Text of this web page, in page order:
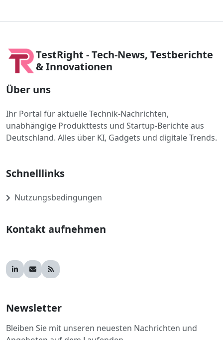
TestRight - Tech-News, Testberichte
& Innovationen
Über uns
Ihr Portal für aktuelle Technik-Nachrichten,
unabhängige Produkttests und Startup-Berichte aus
Deutschland. Alles über KI, Gadgets und digitale Trends.
Schnelllinks
Nutzungsbedingungen
Kontakt aufnehmen
Newsletter
Bleiben Sie mit unseren neuesten Nachrichten und